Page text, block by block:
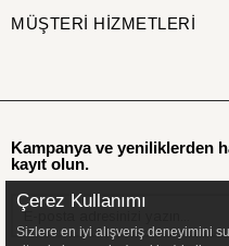
MÜŞTERİ HİZMETLERİ
Kampanya ve yeniliklerden
kayıt olun.
Çerez Kullanımı
Sizlere en iyi alışveriş deneyimini